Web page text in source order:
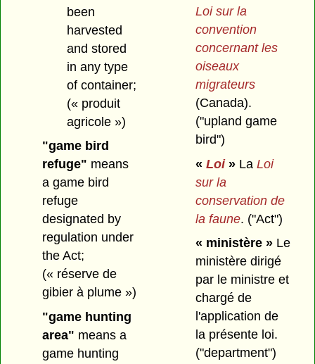
been
harvested
and stored
in any type
of container;
(« produit
agricole »)
"game bird
refuge" means
a game bird
refuge
designated by
regulation under
the Act;
(« réserve de
gibier à plume »)
"game hunting
area" means a
game hunting
Loi sur la
convention
concernant les
oiseaux
migrateurs
(Canada).
("upland game
bird")
« Loi»La Loi
sur la
conservation de
la faune. ("Act")
« ministère » Le
ministère dirigé
par le ministre et
chargé de
l'application de
la présente loi.
("department")